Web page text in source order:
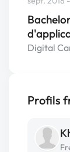
Digital
Profils